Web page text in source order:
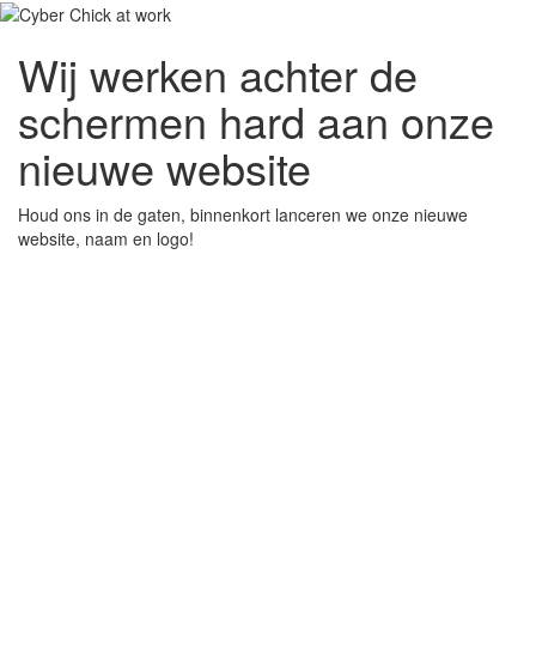
Wij werken achter de
schermen hard aan onze
nieuwe website
Houd ons in de gaten, binnenkort lanceren we onze nieuwe
website, naam en logo!